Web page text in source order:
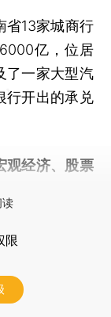
13家城商行
亿，位居
了一家大型汽
行开出的承兑
观经济、股票
读
限